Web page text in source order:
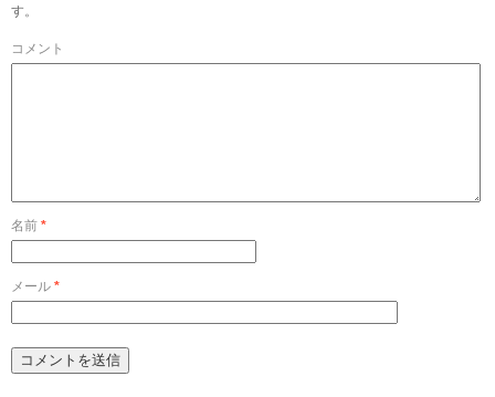
す。
コメント
名前 *
メール *